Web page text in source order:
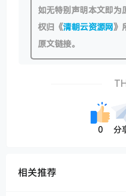
如无特别声明本文即为
权归《清朝云资源网》
原文链接。
0 分
相关推荐